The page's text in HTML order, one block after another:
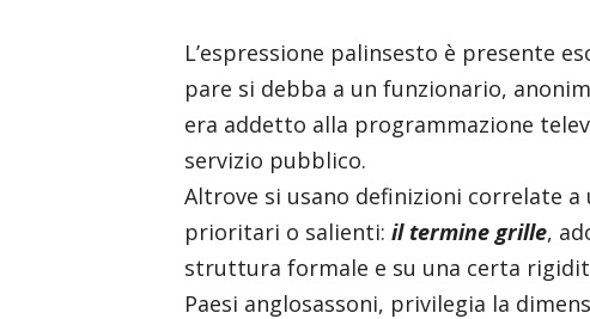
L’espressione palinsesto è presente
pare si debba a un funzionario,
era addetto alla programmazione
servizio pubblico.
Altrove si usano definizioni correlate
prioritari o salienti:il termine grille,
struttura formale e su una certa
Paesi anglosassoni, privilegia la